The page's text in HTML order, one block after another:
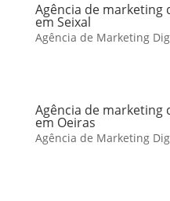
Agência de
em Seixal
Agência de Marketing
Agência de
em Oeiras
Agência de Marketing